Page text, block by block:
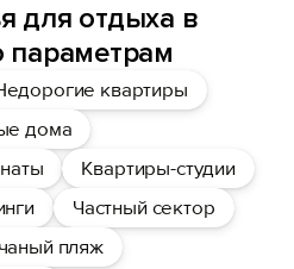
для отдыха в
параметрам
квартиры
дома
Квартиры-студии
Частный сектор
пляж